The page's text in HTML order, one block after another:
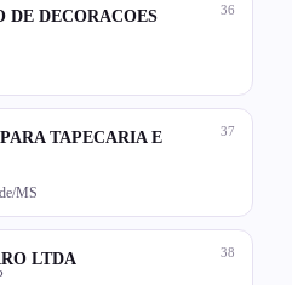
36
DE DECORACOES
37
TAPECARIA E
MS
38
LTDA